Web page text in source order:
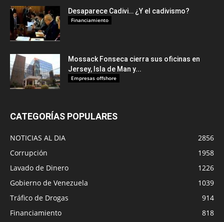
Desaparece Cadivi… ¿Y el cadivismo?
Financiamiento
Mossack Fonseca cierra sus oficinas en
Jersey, Isla de Man y...
Empresas offshore
CATEGORÍAS POPULARES
NOTICIAS AL DIA
2856
Corrupción
1958
Lavado de Dinero
1226
Gobierno de Venezuela
1039
Tráfico de Drogas
914
Financiamiento
818